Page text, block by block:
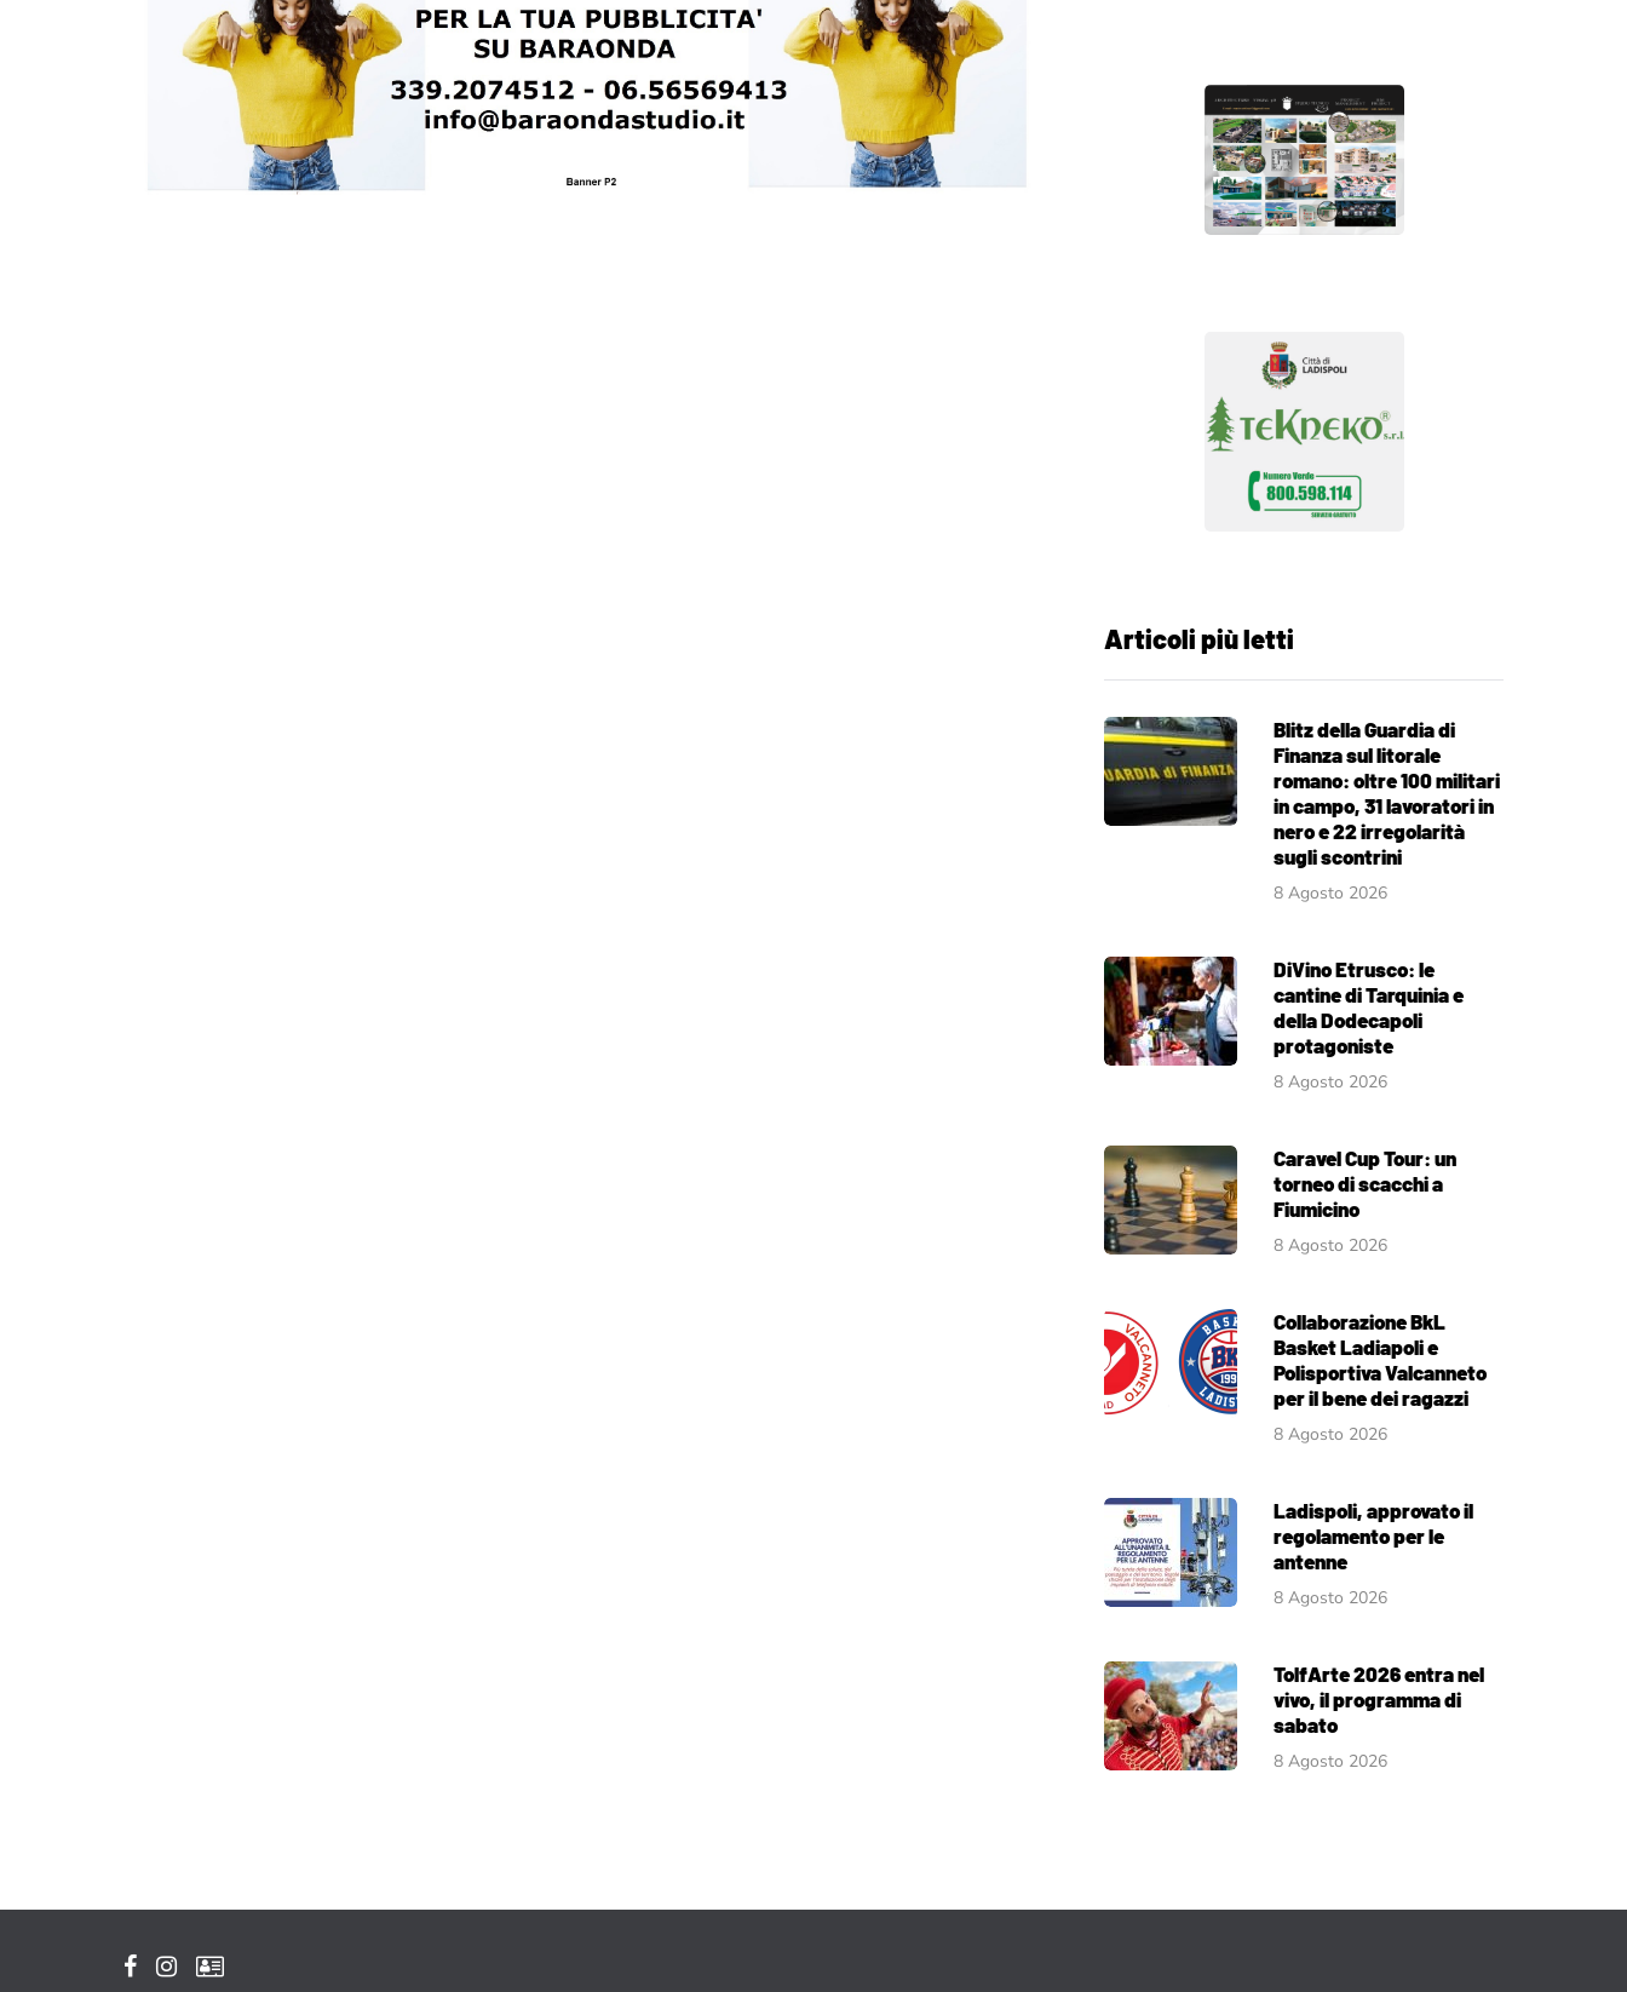
Articoli più letti
Blitz della Guardia di
Finanza sul litorale
romano: oltre 100 militari
in campo, 31 lavoratori in
nero e 22 irregolarità
sugli scontrini
8 Agosto 2026
DiVino Etrusco: le
cantine di Tarquinia e
della Dodecapoli
protagoniste
8 Agosto 2026
Caravel Cup Tour: un
torneo di scacchi a
Fiumicino
8 Agosto 2026
Collaborazione BkL
Basket Ladiapoli e
Polisportiva Valcanneto
per il bene dei ragazzi
8 Agosto 2026
Ladispoli, approvato il
regolamento per le
antenne
8 Agosto 2026
TolfArte 2026 entra nel
vivo, il programma di
sabato
8 Agosto 2026